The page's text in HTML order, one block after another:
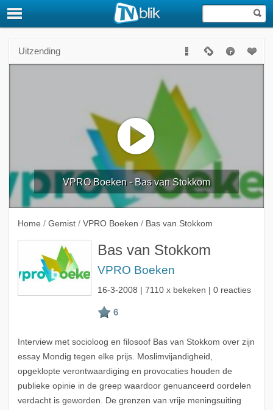
Uitzending
VPRO Boeken - Bas van Stokkom
Home / Gemist / VPRO Boeken / Bas van Stokkom
Bas van Stokkom
VPRO Boeken
16-3-2008 | 7110 x bekeken | 0 reacties
Interview met socioloog en filosoof Bas van Stokkom over zijn
essay Mondig tegen elke prijs. Moslimvijandigheid,
opgeklopte verontwaardiging en provocaties houden de
publieke opinie in de greep waardoor genuanceerd oordelen
verdacht is geworden. De grenzen van vrije meningsuiting